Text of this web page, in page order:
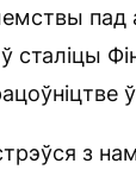
пад
сталіцы
з